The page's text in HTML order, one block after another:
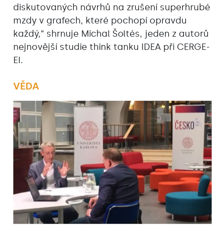
diskutovaných návrhů na zrušení superhrubé
mzdy v grafech, které pochopí opravdu
každý,“ shrnuje Michal Šoltés, jeden z autorů
nejnovější studie think tanku IDEA při CERGE-
EI.
VĚDA